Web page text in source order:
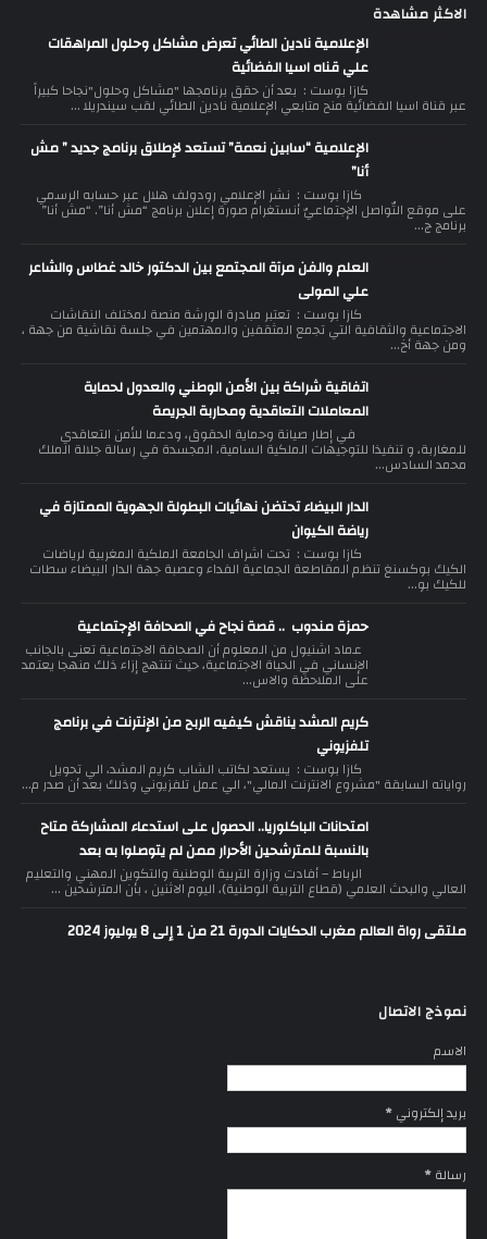
الاكثر مشاهدة
الإعلامية نادين الطائي تعرض مشاكل وحلول المراهقات
علي قناه اسيا الفضائية
كازا بوست : بعد أن حقق برنامجها "مشاكل وحلول"نجاحا كبيراً
عبر قناة اسيا الفضائية منح متابعي الإعلامية نادين الطائي لقب سيندريلا ...
الإعلامية “سابين نعمة” تستعد لإطلاق برنامج جديد ” مش
أنا”
كازا بوست : نشر الإعلامي رودولف هلال عبر حسابه الرسمي
على موقع التّواصل الإجتماعيّ أنستغرام صورة إعلان برنامج “مش أنا”. “مش أنا”
برنامج ج...
العلم والفن مرآة المجتمع بين الدكتور خالد غطاس والشاعر
علي المولى
كازا بوست : تعتبر مبادرة الورشة منصة لمختلف النقاشات
الاجتماعية والثقافية التي تجمع المثقفين والمهتمين في جلسة نقاشية من جهة ،
ومن جهة أخ...
اتفاقية شراكة بين الأمن الوطني والعدول لحماية
المعاملات التعاقدية ومحاربة الجريمة
في إطار صيانة وحماية الحقوق، ودعما للأمن التعاقدي
للمغاربة، و تنفيذا للتوجيهات الملكية السامية، المجسدة في رسالة جلالة الملك
محمد السادس...
الدار البيضاء تحتضن نهائيات البطولة الجهوية الممتازة في
رياضة الكيوان
كازا بوست : تحت اشراف الجامعة الملكية المغربية لرياضات
الكيك بوكسنغ تنظم المقاطعة الجماعية الفداء وعصبة جهة الدار البيضاء سطات
للكيك بو...
حمزة مندوب .. قصة نجاح في الصحافة الإجتماعية
عماد اشنيول من المعلوم أن الصحافة الاجتماعية تعنى بالجانب
الإنساني في الحياة الاجتماعية، حيث تنتهج إزاء ذلك منهجا يعتمد
على الملاحظة والاس...
كريم المشد يناقش كيفيه الربح من الإنترنت في برنامج
تلفزيوني
كازا بوست : يستعد لكاتب الشاب كريم المشد، الي تحويل
رواياته السابقة "مشروع الانترنت المالي"، الي عمل تلفزيوني وذلك بعد أن صدر م...
امتحانات الباكلوريا.. الحصول على استدعاء المشاركة متاح
بالنسبة للمترشحين الأحرار ممن لم يتوصلوا به بعد
الرباط – أفادت وزارة التربية الوطنية والتكوين المهني والتعليم
العالي والبحث العلمي (قطاع التربية الوطنية)، اليوم الاثنين ، بأن المترشحين ...
ملتقى رواة العالم مغرب الحكايات الدورة 21 من 1 إلى 8 يوليوز 2024
نموذج الاتصال
الاسم
بريد إلكتروني*
رسالة*